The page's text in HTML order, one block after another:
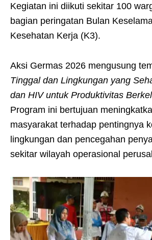
Kegiatan ini diikuti sekitar 100
bagian peringatan Bulan
Kesehatan Kerja (K3).
Aksi Germas 2026 mengusung
Tinggal dan Lingkungan yang
dan HIV untuk Produktivitas
Program ini bertujuan
masyarakat terhadap pentingnya
lingkungan dan pencegahan
sekitar wilayah operasional